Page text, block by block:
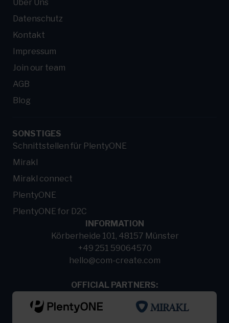
Über Uns
Datenschutz
Kontakt
Impressum
Join our team
AGB
Blog
SONSTIGES
Schnittstellen für PlentyONE
Mirakl
Mirakl connect
PlentyONE
PlentyONE for D2C
INFORMATION
Körberheide 101, 48157 Münster
+49 251 59064570
hello@com-create.com
OFFICIAL PARTNERS: